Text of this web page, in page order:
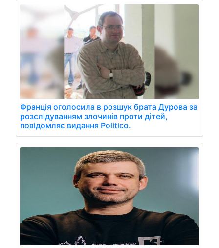
Франція оголосила в розшук брата Дурова за
розслідуванням злочинів проти дітей,
повідомляє видання Politico.